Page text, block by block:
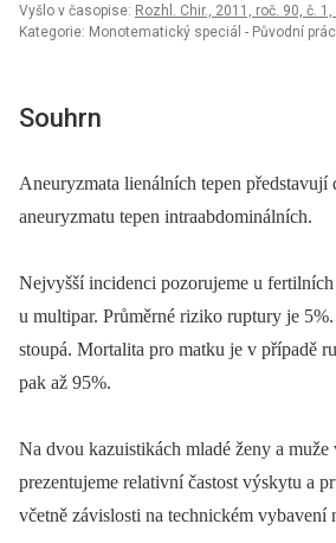
Vyšlo v časopise: Rozhl. Chir., 2011, roč. 90, č.
Kategorie: Monotematický speciál - Původní
Souhrn
Aneuryzmata lienálních tepen představují
aneuryzmatu tepen intraabdominálních.
Nejvyšší incidenci pozorujeme u fertilních
u multipar. Průměrné riziko ruptury je
stoupá. Mortalita pro matku je v případě
pak až 95%.
Na dvou kazuistikách mladé ženy a muže
prezentujeme relativní častost výskytu a
včetně závislosti na technickém vybavení